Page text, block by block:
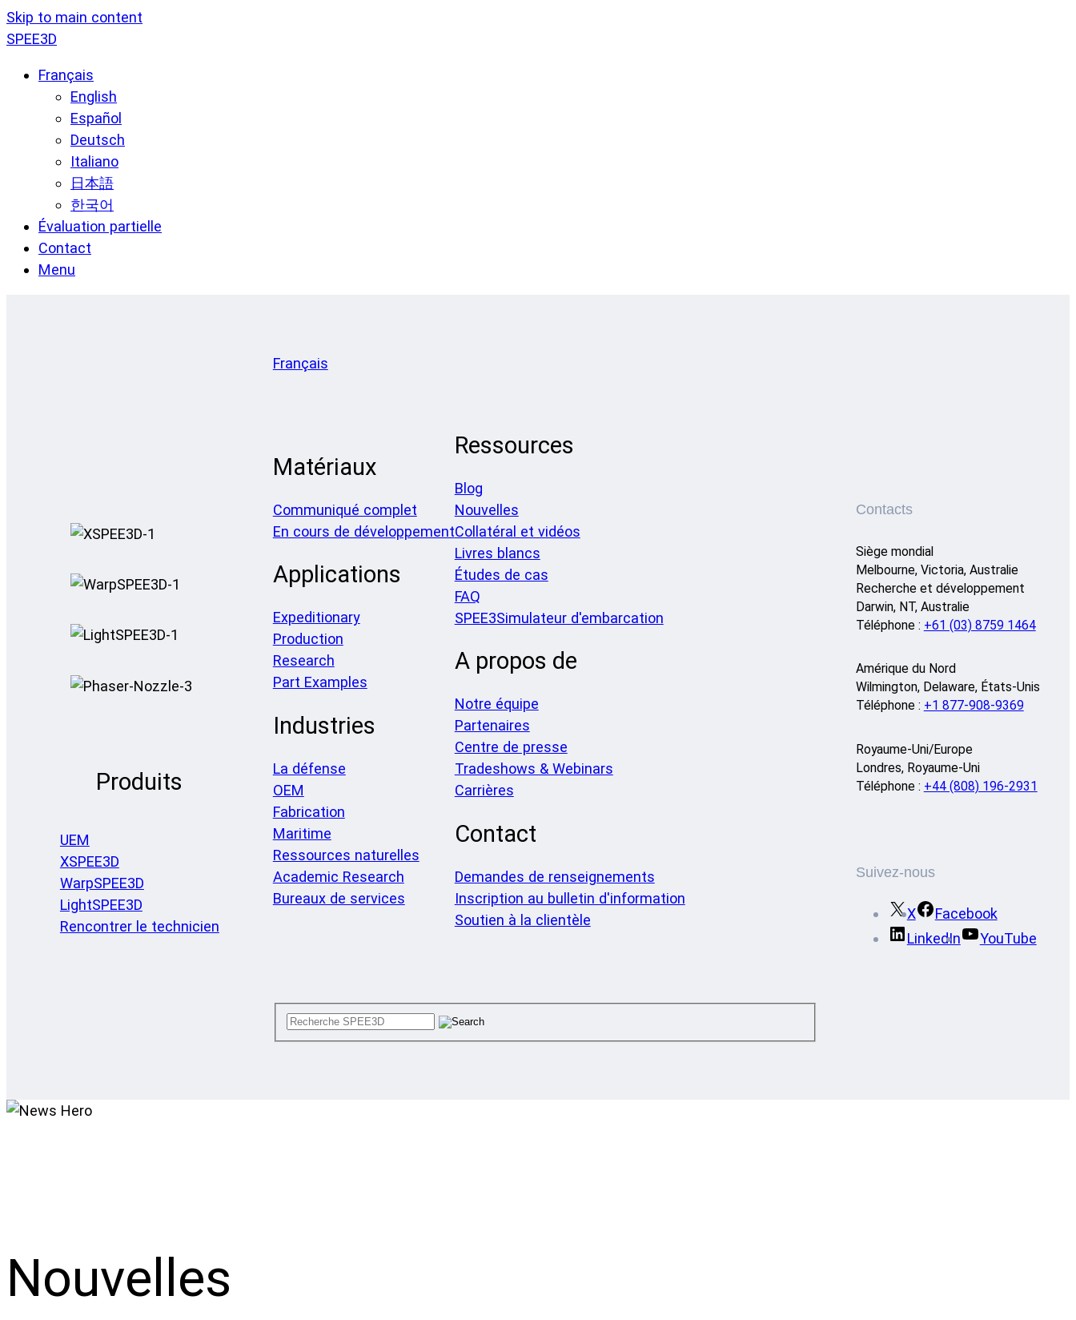
Skip to main content
SPEE3D
Français
English
Español
Deutsch
Italiano
日本語
한국어
Évaluation partielle
Contact
Menu
Produits
UEM
XSPEE3D
WarpSPEE3D
LightSPEE3D
Rencontrer le technicien
Français
Matériaux
Communiqué complet
En cours de développement
Applications
Expeditionary
Production
Research
Part Examples
Industries
La défense
OEM
Fabrication
Maritime
Ressources naturelles
Academic Research
Bureaux de services
Ressources
Blog
Nouvelles
Collatéral et vidéos
Livres blancs
Études de cas
FAQ
SPEE3Simulateur d'embarcation
A propos de
Notre équipe
Partenaires
Centre de presse
Tradeshows & Webinars
Carrières
Contact
Demandes de renseignements
Inscription au bulletin d'information
Soutien à la clientèle
Contacts
Siège mondial
Melbourne, Victoria, Australie
Recherche et développement
Darwin, NT, Australie
Téléphone : +61 (03) 8759 1464
Amérique du Nord
Wilmington, Delaware, États-Unis
Téléphone : +1 877-908-9369
Royaume-Uni/Europe
Londres, Royaume-Uni
Téléphone : +44 (808) 196-2931
Suivez-nous
X
Facebook
LinkedIn
YouTube
Nouvelles